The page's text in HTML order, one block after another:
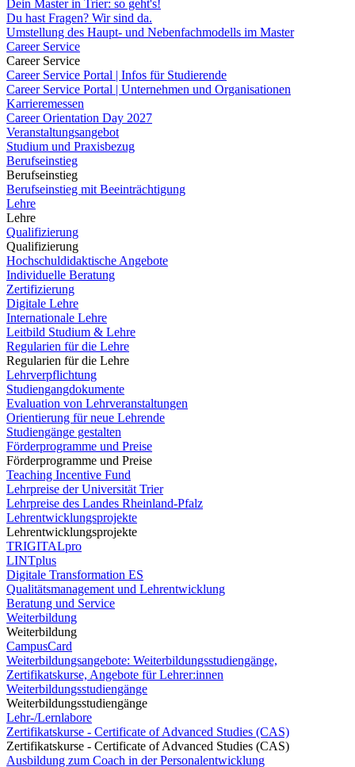
Dein Master in Trier: so geht's!
Du hast Fragen? Wir sind da.
Umstellung des Haupt- und Nebenfachmodells im Master
Career Service
Career Service
Career Service Portal | Infos für Studierende
Career Service Portal | Unternehmen und Organisationen
Karrieremessen
Career Orientation Day 2027
Veranstaltungsangebot
Studium und Praxisbezug
Berufseinstieg
Berufseinstieg
Berufseinstieg mit Beeinträchtigung
Lehre
Lehre
Qualifizierung
Qualifizierung
Hochschuldidaktische Angebote
Individuelle Beratung
Zertifizierung
Digitale Lehre
Internationale Lehre
Leitbild Studium & Lehre
Regularien für die Lehre
Regularien für die Lehre
Lehrverpflichtung
Studiengangdokumente
Evaluation von Lehrveranstaltungen
Orientierung für neue Lehrende
Studiengänge gestalten
Förderprogramme und Preise
Förderprogramme und Preise
Teaching Incentive Fund
Lehrpreise der Universität Trier
Lehrpreise des Landes Rheinland-Pfalz
Lehrentwicklungsprojekte
Lehrentwicklungsprojekte
TRIGITALpro
LINTplus
Digitale Transformation ES
Qualitätsmanagement und Lehrentwicklung
Beratung und Service
Weiterbildung
Weiterbildung
CampusCard
Weiterbildungsangebote: Weiterbildungsstudiengänge,
Zertifikatskurse, Angebote für Lehrer:innen
Weiterbildungsstudiengänge
Weiterbildungsstudiengänge
Lehr-/Lernlabore
Zertifikatskurse - Certificate of Advanced Studies (CAS)
Zertifikatskurse - Certificate of Advanced Studies (CAS)
Ausbildung zum Coach in der Personalentwicklung